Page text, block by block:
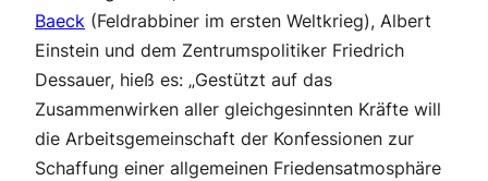
Baeck (Feldrabbiner im ersten Weltkrieg), Albert
Einstein und dem Zentrumspolitiker Friedrich
Dessauer, hieß es: „Gestützt auf das
Zusammenwirken aller gleichgesinnten Kräfte will
die Arbeitsgemeinschaft der Konfessionen zur
Schaffung einer allgemeinen Friedensatmosphäre